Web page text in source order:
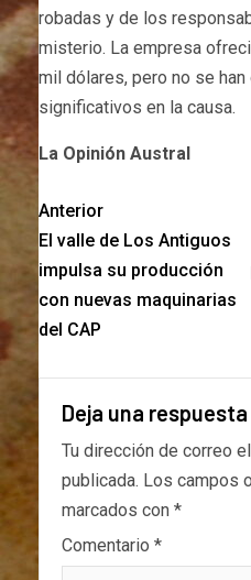
robadas y de los
misterio. La empresa
mil dólares, pero no se
significativos en la causa.
La Opinión Austral
Anterior
El valle de Los Antiguos
impulsa su producción
con nuevas maquinarias
del CAP
Deja una respuesta
Tu dirección de correo
publicada. Los campos
marcados con *
Comentario *